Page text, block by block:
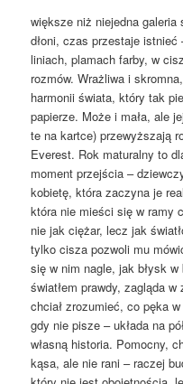
większe niż niejedna
dłoni, czas przestaje
liniach, plamach farby, w
rozmów. Wrażliwa i
harmonii świata, który tak
papierze. Może i mała, ale
te na kartce) przewyższają
Everest. Rok maturalny to
moment przejścia –
kobietę, która zaczyna je
która nie mieści się w ramy
nie jak ciężar, lecz jak
tylko cisza pozwoli mu
się w nim nagle, jak błysk
światłem prawdy, zagląda
chciał zrozumieć, co pęka
gdy nie pisze – układa na
własną historia. Pomocny,
kąsa, ale nie rani – raczej